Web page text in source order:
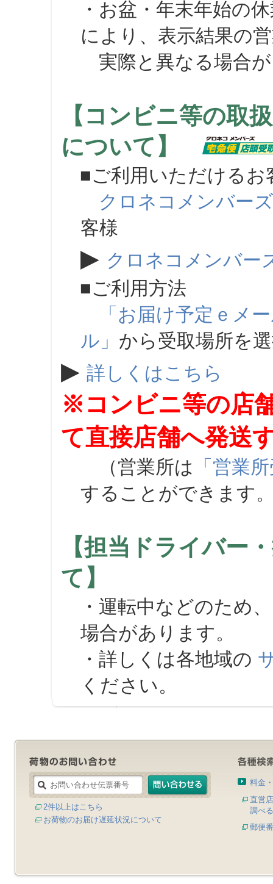
・お盆・年末年始の
により、表示結果の
実際と異なる場合が
【コンビニ等の取
について】
■ご利用いただけるお
クロネコメンバーズ
客様
▶ クロネコメンバー
■ご利用方法
「お届け予定ｅメ
ル」 から受取場所を
▶ 詳しくはこちら
※コンビニ等の店
て直接店舗へ発送
（営業所は 「営業
することができます
【担当ドライバー
て】
・運転中などのため
場合があります。
・詳しくは各地域の
ください。
2件以上はこちら
お荷物のお届け遅延状況について
料金
直営
調べる
郵便